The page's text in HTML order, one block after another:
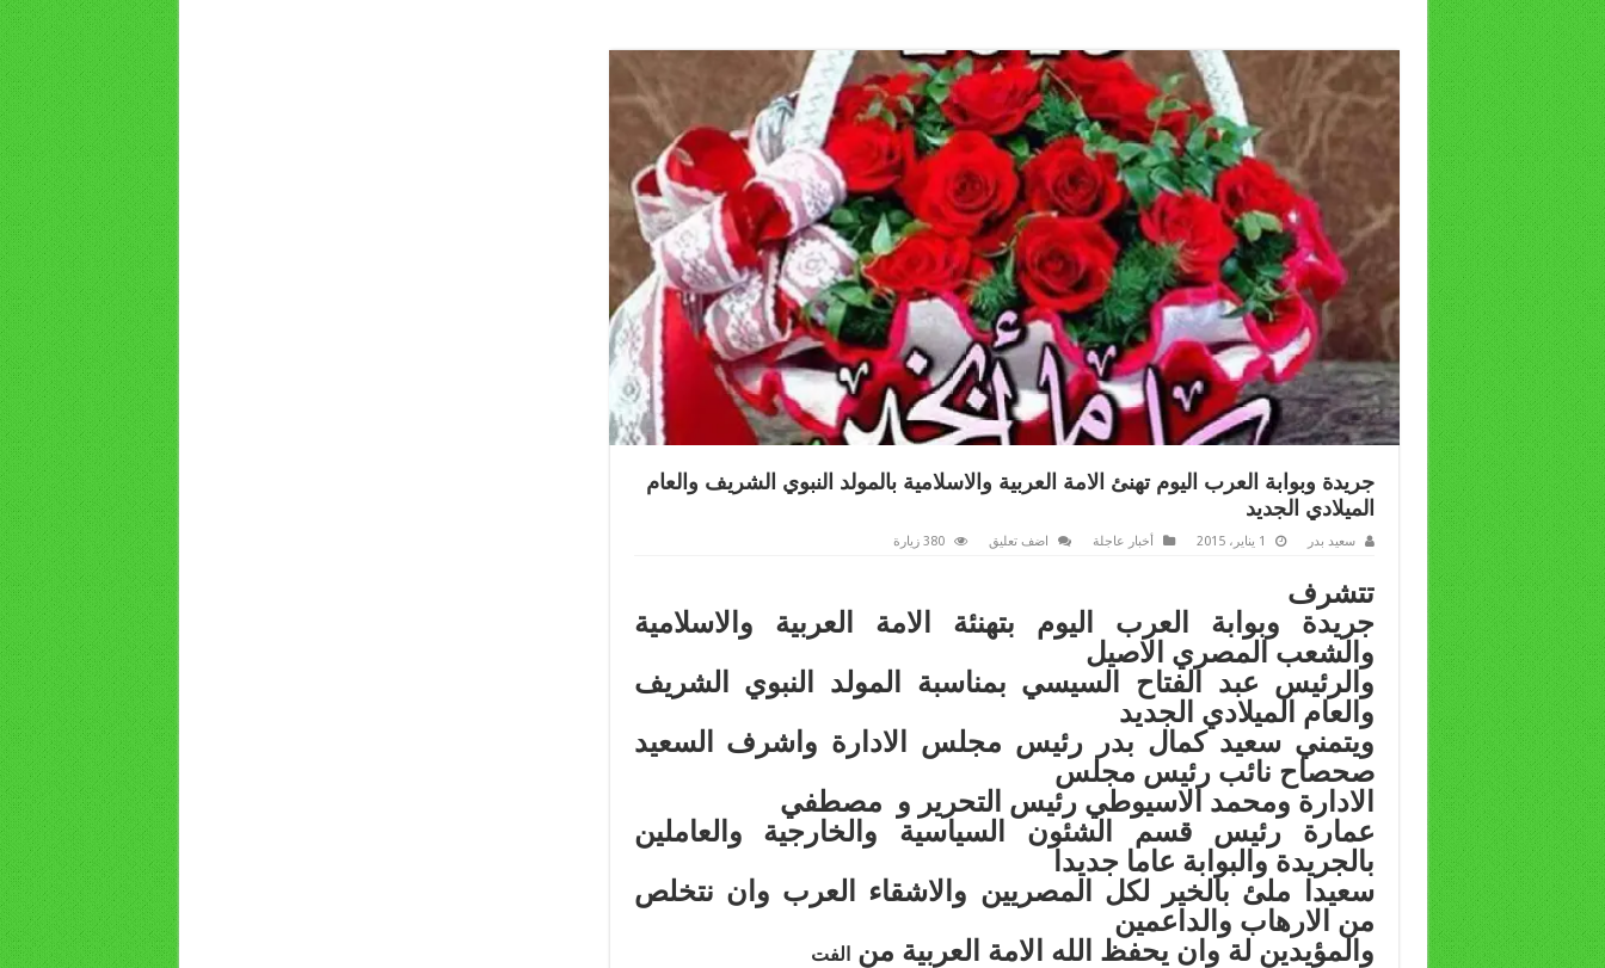
جريدة وبوابة العرب اليوم تهنئ الامة العربية والاسلامية بالمولد النبوي الشريف والعام
الميلادي الجديد
سعيد بدر 1 يناير، 2015 أخبار عاجلة اضف تعليق 380 زيارة
تتشرف
جريدة وبوابة العرب اليوم بتهنئة الامة العربية والاسلامية
والشعب المصري الاصيل
والرئيس عبد الفتاح السيسي بمناسبة المولد النبوي الشريف
والعام الميلادي الجديد
ويتمني سعيد كمال بدر رئيس مجلس الادارة واشرف السعيد
صحصاح نائب رئيس مجلس
الادارة ومحمد الاسيوطي رئيس التحرير و مصطفي
عمارة رئيس قسم الشئون السياسية والخارجية والعاملين
بالجريدة والبوابة عاما جديدا
سعيدا ملئ بالخير لكل المصريين والاشقاء العرب وان نتخلص
من الارهاب والداعمين
والمؤيدين لة وان يحفظ الله الامة العربية من الفت